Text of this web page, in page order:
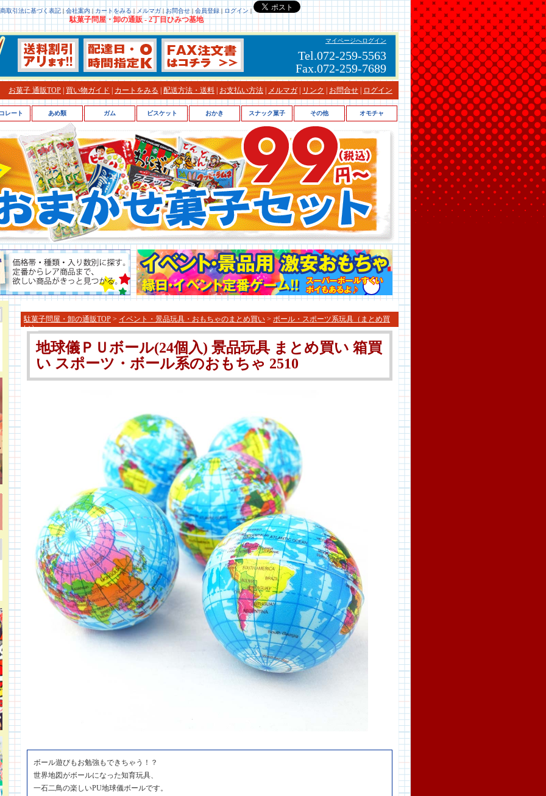
取引法に基づく表記 | 会社案内 | カートをみる | メルマガ| お問合せ| 会員登録| ログイン |
駄菓子問屋・卸の通販 - 2丁目ひみつ基地
マイページへログイン
Tel.072-259-5563
Fax.072-259-7689
お菓子 通販TOP 買い物ガイド カートをみる 配送方法・送料 お支払い方法 メルマガ リンク お問合せ ログイン
駄菓子問屋・卸の通販TOP > イベント・景品玩具・おもちゃのまとめ買い > ボール・スポーツ系玩具（まとめ買
い）
地球儀ＰＵボール(24個入) 景品玩具 まとめ買い 箱買
い スポーツ・ボール系のおもちゃ 2510
ボール遊びもお勉強もできちゃう！？
世界地図がボールになった知育玩具、
一石二鳥の楽しいPU地球儀ボールです。